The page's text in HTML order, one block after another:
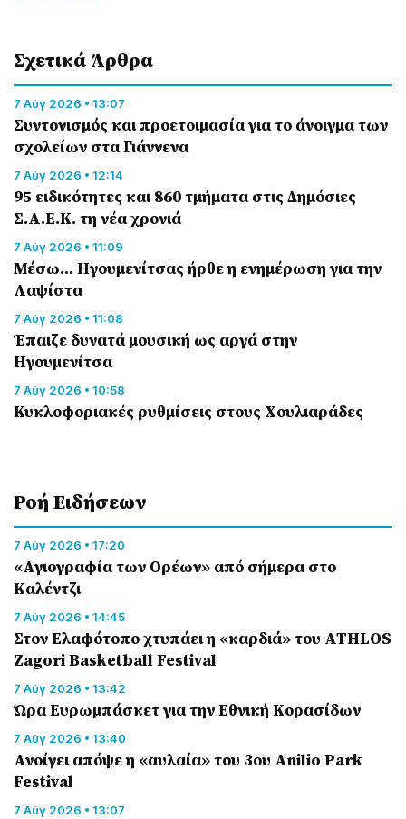
Σχετικά Άρθρα
7 Αύγ 2026 • 13:07
Συντονισμός και προετοιμασία για το άνοιγμα των
σχολείων στα Γιάννενα
7 Αύγ 2026 • 12:14
95 ειδικότητες και 860 τμήματα στις Δημόσιες
Σ.Α.Ε.Κ. τη νέα χρονιά
7 Αύγ 2026 • 11:09
Μέσω… Ηγουμενίτσας ήρθε η ενημέρωση για την
Λαψίστα
7 Αύγ 2026 • 11:08
Έπαιζε δυνατά μουσική ως αργά στην
Ηγουμενίτσα
7 Αύγ 2026 • 10:58
Κυκλοφοριακές ρυθμίσεις στους Χουλιαράδες
Ροή Eιδήσεων
7 Αύγ 2026 • 17:20
«Αγιογραφία των Ορέων» από σήμερα στο
Καλέντζι
7 Αύγ 2026 • 14:45
Στον Ελαφότοπο χτυπάει η «καρδιά» του ATHLOS
Zagori Basketball Festival
7 Αύγ 2026 • 13:42
Ώρα Ευρωμπάσκετ για την Εθνική Κορασίδων
7 Αύγ 2026 • 13:40
Ανοίγει απόψε η «αυλαία» του 3ου Anilio Park
Festival
7 Αύγ 2026 • 13:07